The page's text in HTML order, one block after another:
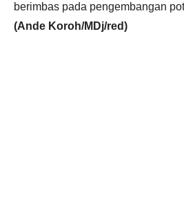
berimbas pada pengembangan
(Ande Koroh/MDj/red)